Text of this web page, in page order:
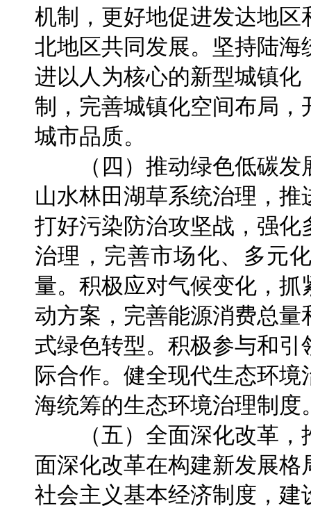
机制，更好地促进发达地
北地区共同发展。坚持陆
进以人为核心的新型城镇
制，完善城镇化空间布局
城市品质。
（四）推动绿色低碳发
山水林田湖草系统治理，
打好污染防治攻坚战，强
治理，完善市场化、多元
量。积极应对气候变化，抓
动方案，完善能源消费总
式绿色转型。积极参与和
际合作。健全现代生态环
海统筹的生态环境治理制度
（五）全面深化改革，
面深化改革在构建新发展
社会主义基本经济制度，